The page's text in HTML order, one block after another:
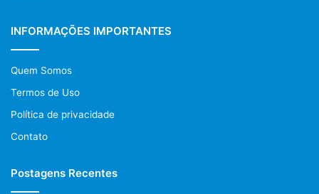
INFORMAÇÕES IMPORTANTES
Quem Somos
Termos de Uso
Política de privacidade
Contato
Postagens Recentes